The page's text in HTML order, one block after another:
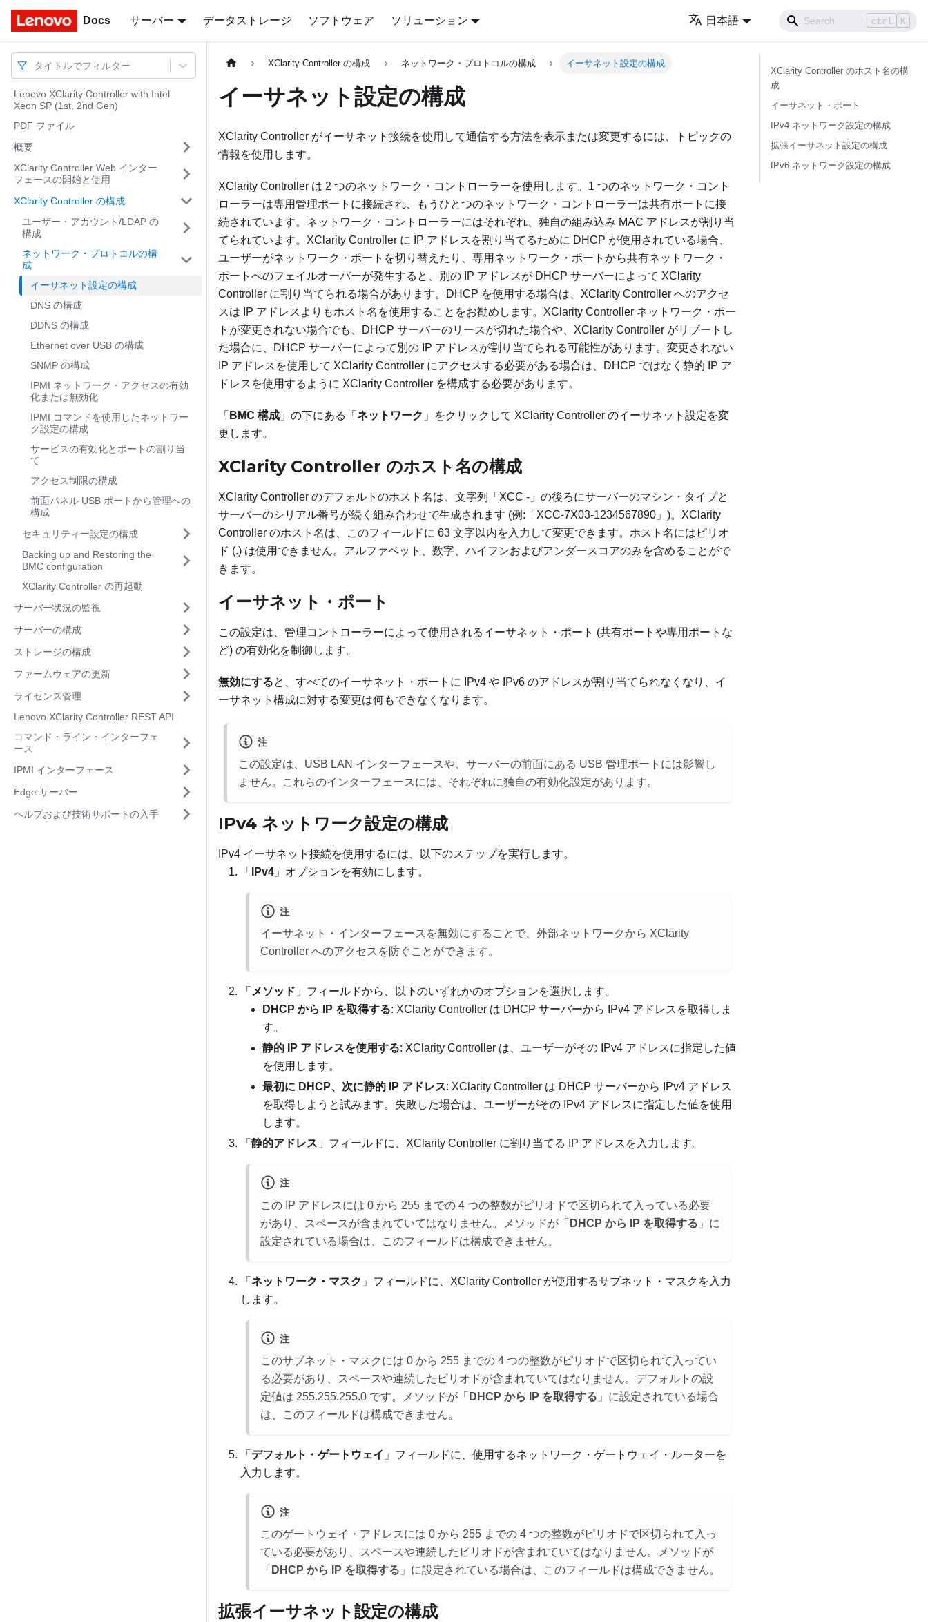
Docs サーバー データストレージ ソフトウェア ソリューション 日本語 ctrl K
Docs
タイトルでフィルター
Lenovo XClarity Controller with Intel
Xeon SP (1st, 2nd Gen)
PDF ファイル
概要
XClarity Controller Web インター
フェースの開始と使用
XClarity Controller の構成
ユーザー・アカウント/LDAP の
構成
ネットワーク・プロトコルの構
成
イーサネット設定の構成
DNS の構成
DDNS の構成
Ethernet over USB の構成
SNMP の構成
IPMI ネットワーク・アクセスの有効
化または無効化
IPMI コマンドを使用したネットワー
ク設定の構成
サービスの有効化とポートの割り当
て
アクセス制限の構成
前面パネル USB ポートから管理への
構成
セキュリティー設定の構成
Backing up and Restoring the
BMC configuration
XClarity Controller の再起動
サーバー状況の監視
サーバーの構成
ストレージの構成
ファームウェアの更新
ライセンス管理
Lenovo XClarity Controller REST API
コマンド・ライン・インターフェ
ース
IPMI インターフェース
Edge サーバー
ヘルプおよび技術サポートの入手
XClarity Controller の構成 ネットワーク・プロトコルの構成 イーサネット設定の構成
イーサネット設定の構成
XClarity Controller がイーサネット接続を使用して通信する方法を表示または変更するには、トピックの
情報を使用します。
XClarity Controller は 2 つのネットワーク・コントローラーを使用します。1 つのネットワーク・コント
ローラーは専用管理ポートに接続され、もうひとつのネットワーク・コントローラーは共有ポートに接
続されています。ネットワーク・コントローラーにはそれぞれ、独自の組み込み MAC アドレスが割り当
てられています。XClarity Controller に IP アドレスを割り当てるために DHCP が使用されている場合、
ユーザーがネットワーク・ポートを切り替えたり、専用ネットワーク・ポートから共有ネットワーク・
ポートへのフェイルオーバーが発生すると、別の IP アドレスが DHCP サーバーによって XClarity
Controller に割り当てられる場合があります。DHCP を使用する場合は、XClarity Controller へのアクセ
スは IP アドレスよりもホスト名を使用することをお勧めします。XClarity Controller ネットワーク・ポー
トが変更されない場合でも、DHCP サーバーのリースが切れた場合や、XClarity Controller がリブートし
た場合に、DHCP サーバーによって別の IP アドレスが割り当てられる可能性があります。変更されない
IP アドレスを使用して XClarity Controller にアクセスする必要がある場合は、DHCP ではなく静的 IP ア
ドレスを使用するように XClarity Controller を構成する必要があります。
「 BMC 構成 」の下にある「 ネットワーク 」をクリックして XClarity Controller のイーサネット設定を変
更します。
XClarity Controller のホスト名の構成
XClarity Controller のデフォルトのホスト名は、文字列「XCC -」の後ろにサーバーのマシン・タイプと
サーバーのシリアル番号が続く組み合わせで生成されます (例:「XCC-7X03-1234567890」)。XClarity
Controller のホスト名は、このフィールドに 63 文字以内を入力して変更できます。ホスト名にはピリオ
ド (.) は使用できません。アルファベット、数字、ハイフンおよびアンダースコアのみを含めることがで
きます。
イーサネット・ポート
この設定は、管理コントローラーによって使用されるイーサネット・ポート (共有ポートや専用ポートな
ど) の有効化を制御します。
無効にすると、すべてのイーサネット・ポートに IPv4 や IPv6 のアドレスが割り当てられなくなり、イ
ーサネット構成に対する変更は何もできなくなります。
注
この設定は、USB LAN インターフェースや、サーバーの前面にある USB 管理ポートには影響し
ません。これらのインターフェースには、それぞれに独自の有効化設定があります。
IPv4 ネットワーク設定の構成
IPv4 イーサネット接続を使用するには、以下のステップを実行します。
「
IPv4 」オプションを有効にします。
注
イーサネット・インターフェースを無効にすることで、外部ネットワークから XClarity
Controller へのアクセスを防ぐことができます。
「 メソッド 」フィールドから、以下のいずれかのオプションを選択します。
DHCP から IP を取得する: XClarity Controller は DHCP サーバーから IPv4 アドレスを取得しま
す。
静的 IP アドレスを使用する: XClarity Controller は、ユーザーがその IPv4 アドレスに指定した値
を使用します。
最初に DHCP、次に静的 IP アドレス: XClarity Controller は DHCP サーバーから IPv4 アドレス
を取得しようと試みます。失敗した場合は、ユーザーがその IPv4 アドレスに指定した値を使用
します。
「 静的アドレス 」フィールドに、XClarity Controller に割り当てる IP アドレスを入力します。
注
この IP アドレスには 0 から 255 までの 4 つの整数がピリオドで区切られて入っている必要
があり、スペースが含まれていてはなりません。メソッドが「 DHCP から IP を取得する 」に
設定されている場合は、このフィールドは構成できません。
「 ネットワーク・マスク 」フィールドに、XClarity Controller が使用するサブネット・マスクを入力
します。
注
このサブネット・マスクには 0 から 255 までの 4 つの整数がピリオドで区切られて入ってい
る必要があり、スペースや連続したピリオドが含まれていてはなりません。デフォルトの設
定値は 255.255.255.0 です。メソッドが「 DHCP から IP を取得する 」に設定されている場合
は、このフィールドは構成できません。
「 デフォルト・ゲートウェイ 」フィールドに、使用するネットワーク・ゲートウェイ・ルーターを
入力します。
注
このゲートウェイ・アドレスには 0 から 255 までの 4 つの整数がピリオドで区切られて入っ
ている必要があり、スペースや連続したピリオドが含まれていてはなりません。メソッドが
「 DHCP から IP を取得する 」に設定されている場合は、このフィールドは構成できません。
拡張イーサネット設定の構成
XClarity Controller のホスト名の構
成
イーサネット・ポート
IPv4 ネットワーク設定の構成
拡張イーサネット設定の構成
IPv6 ネットワーク設定の構成